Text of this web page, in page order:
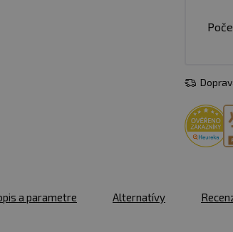
a parametre Alternatívy